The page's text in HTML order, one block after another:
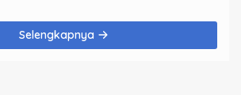
Selengkapnya